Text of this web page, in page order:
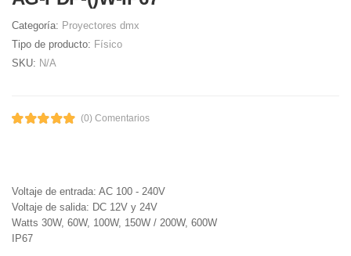
Categoría: Proyectores dmx
Tipo de producto: Físico
SKU: N/A
(0) Comentarios
Voltaje de entrada: AC 100 - 240V
Voltaje de salida: DC 12V y 24V
Watts 30W, 60W, 100W, 150W / 200W, 600W
IP67